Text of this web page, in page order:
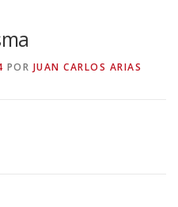
PARROQUIAL 2024
POR JUAN CARLOS ARIAS